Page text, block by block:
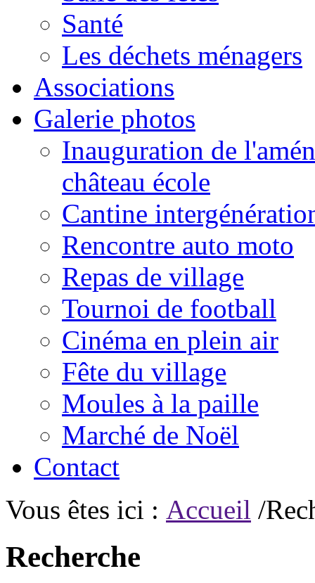
Santé
Les déchets ménagers
Associations
Galerie photos
Inauguration de
château école
Cantine
Rencontre auto moto
Repas de village
Tournoi de football
Cinéma en plein air
Fête du village
Moules à la paille
Marché de Noël
Contact
Vous êtes ici : Accueil /
Recherche